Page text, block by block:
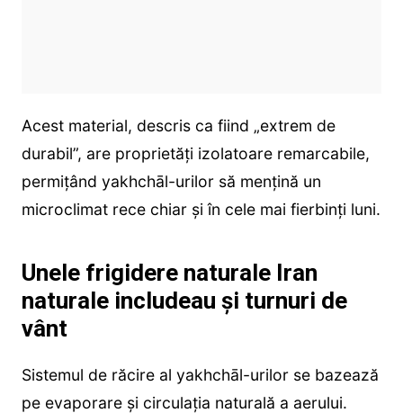
Acest material, descris ca fiind „extrem de
durabil”, are proprietăți izolatoare remarcabile,
permițând yakhchāl-urilor să mențină un
microclimat rece chiar și în cele mai fierbinți luni.
Unele frigidere naturale Iran
naturale includeau și turnuri de
vânt
Sistemul de răcire al yakhchāl-urilor se bazează
pe evaporare și circulația naturală a aerului.